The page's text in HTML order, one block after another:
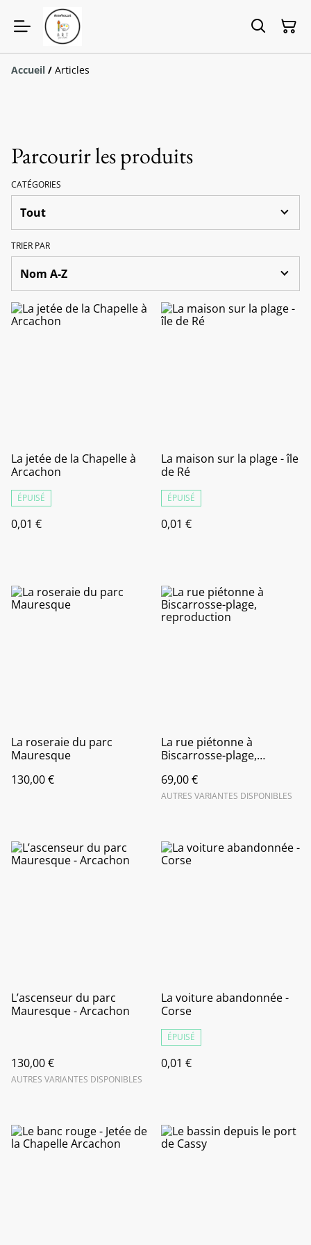
Accueil / Articles
Parcourir les produits
CATÉGORIES
TRIER PAR
La jetée de la Chapelle à
Arcachon
ÉPUISÉ
0,01 €
La maison sur la plage - île
de Ré
ÉPUISÉ
0,01 €
La roseraie du parc
Mauresque
130,00 €
La rue piétonne à
Biscarrosse-plage,
69,00 €
AUTRES VARIANTES DISPONIBLES
L’ascenseur du parc
Mauresque - Arcachon
130,00 €
AUTRES VARIANTES DISPONIBLES
La voiture abandonnée -
Corse
ÉPUISÉ
0,01 €